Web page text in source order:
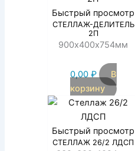
Быстрый просмотр
СТЕЛЛАЖ-ДЕЛИТЕЛЬ
2П
900х400х754мм
0,00 ₽
В
корзину
Быстрый просмотр
СТЕЛЛАЖ 26/2 ЛДСП